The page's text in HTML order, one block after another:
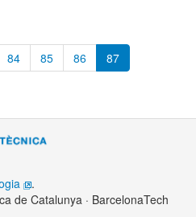
84 85 86 87
.
de Catalunya · BarcelonaTech